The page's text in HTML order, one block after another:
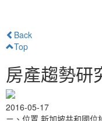
Back
Top
房產趨勢研
2016-05-17
ㄧ、位置 新加坡共和國